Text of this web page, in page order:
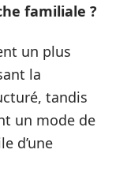
familiale ?
un plus
la
tandis
un mode de
d’une